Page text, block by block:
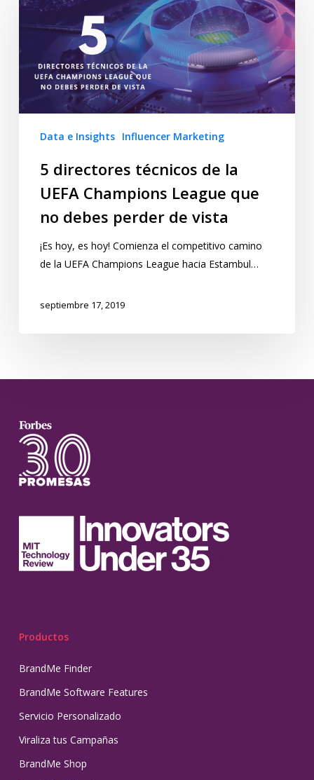
Data e Insights Influencer Marketing
5 directores técnicos de la
UEFA Champions League que
no debes perder de vista
¡Es hoy, es hoy! Comienza el competitivo camino
de la UEFA Champions League hacia Estambul…
septiembre 17, 2019
Productos
BrandMe Finder
BrandMe Software Features
Servicio Personalizado
Viraliza tus Campañas
BrandMe Shop